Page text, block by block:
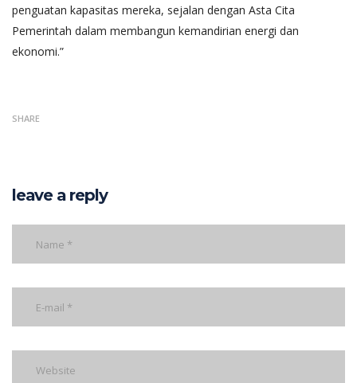
penguatan kapasitas mereka, sejalan dengan Asta Cita
Pemerintah dalam membangun kemandirian energi dan
ekonomi.”
SHARE
leave a reply